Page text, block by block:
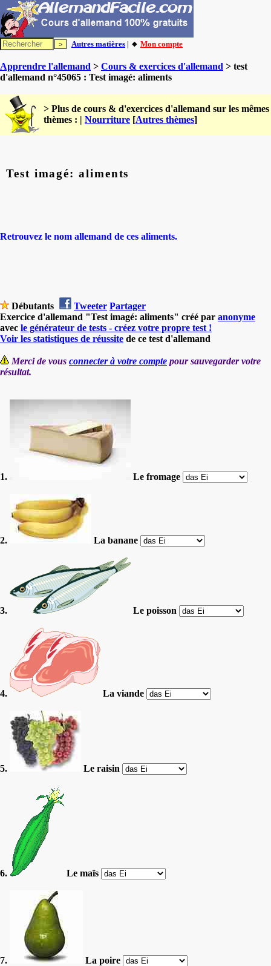
Autres matières | 🔸 Mon compte
Apprendre l'allemand > Cours & exercices d'allemand > test
d'allemand n°45065 : Test imagé: aliments
> Plus de cours & d'exercices d'allemand sur les mêmes
thèmes : | Nourriture [Autres thèmes]
Test imagé: aliments
Retrouvez le nom allemand de ces aliments.
Débutants Tweeter Partager
Exercice d'allemand "Test imagé: aliments" créé par anonyme
avec le générateur de tests - créez votre propre test !
Voir les statistiques de réussite de ce test d'allemand
Merci de vous connecter à votre compte pour sauvegarder votre
résultat.
1. Le fromage
2. La banane
3. Le poisson
4. La viande
5. Le raisin
6. Le maïs
7. La poire